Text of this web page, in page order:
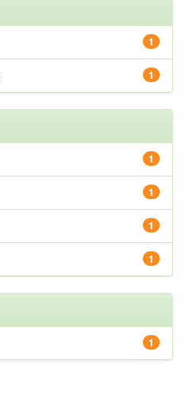
1
1
1
1
1
1
1